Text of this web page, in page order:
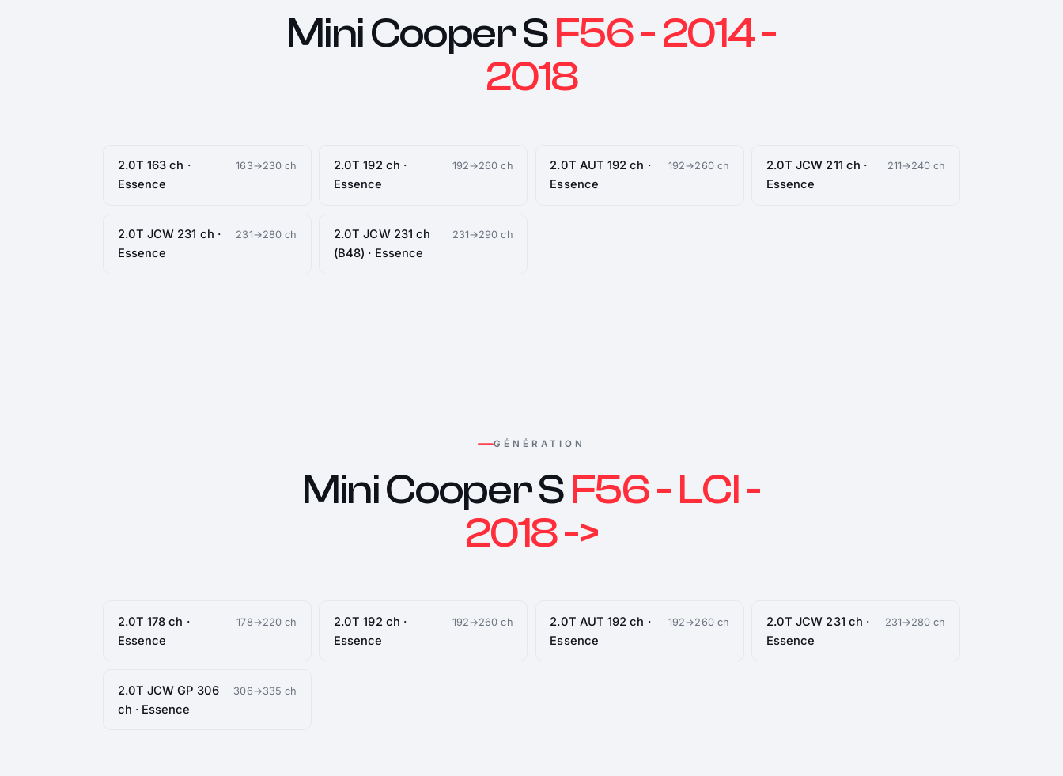
Mini Cooper SF56 - 2014 -
2018
2.0T 163 ch ·
Essence
163→230 ch
2.0T 192 ch ·
Essence
192→260 ch
2.0T AUT 192 ch ·
Essence
192→260 ch
2.0T JCW 211 ch ·
Essence
211→240 ch
2.0T JCW 231 ch ·
Essence
231→280 ch
2.0T JCW 231 ch
(B48) · Essence
231→290 ch
GÉNÉRATION
Mini Cooper SF56 - LCI -
2018 ->
2.0T 178 ch ·
Essence
178→220 ch
2.0T 192 ch ·
Essence
192→260 ch
2.0T AUT 192 ch ·
Essence
192→260 ch
2.0T JCW 231 ch ·
Essence
231→280 ch
2.0T JCW GP 306
ch · Essence
306→335 ch